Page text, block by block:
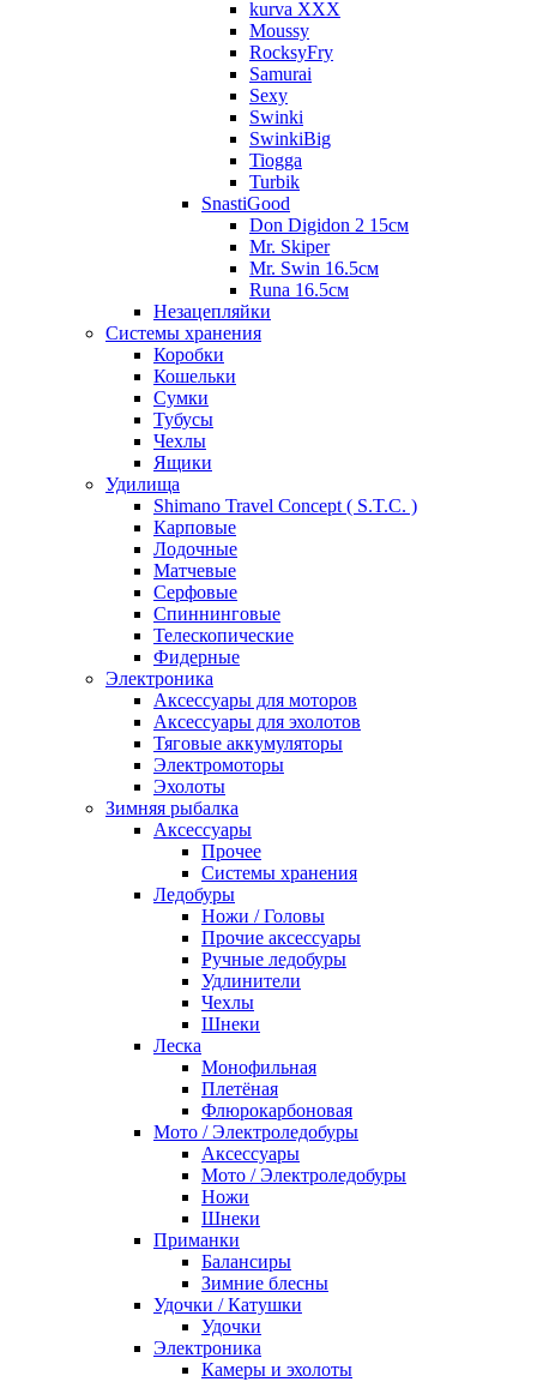
kurva XXX
Moussy
RocksyFry
Samurai
Sexy
Swinki
SwinkiBig
Tiogga
Turbik
SnastiGood
Don Digidon 2 15см
Mr. Skiper
Mr. Swin 16.5см
Runa 16.5см
Незацепляйки
Системы хранения
Коробки
Кошельки
Сумки
Тубусы
Чехлы
Ящики
Удилища
Shimano Travel Concept ( S.T.C. )
Карповые
Лодочные
Матчевые
Серфовые
Спиннинговые
Телескопические
Фидерные
Электроника
Аксессуары для моторов
Аксессуары для эхолотов
Тяговые аккумуляторы
Электромоторы
Эхолоты
Зимняя рыбалка
Аксессуары
Прочее
Системы хранения
Ледобуры
Ножи / Головы
Прочие аксессуары
Ручные ледобуры
Удлинители
Чехлы
Шнеки
Леска
Монофильная
Плетёная
Флюрокарбоновая
Мото / Электроледобуры
Аксесcуары
Мото / Электроледобуры
Ножи
Шнеки
Приманки
Балансиры
Зимние блесны
Удочки / Катушки
Удочки
Электроника
Камеры и эхолоты